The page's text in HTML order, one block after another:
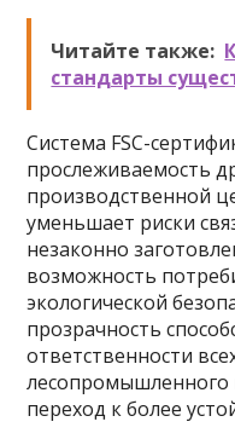
Читайте также:
стандарты
Система FSC-
прослеживаемость
производственной
уменьшает риски
незаконно
возможность
экологической
прозрачность
ответственности
лесопромышленного
переход к более